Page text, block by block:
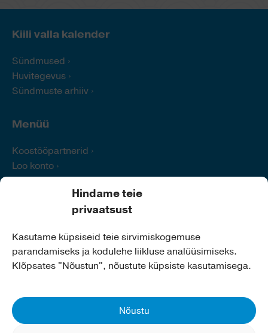
Hindame teie
privaatsust
Kasutame küpsiseid teie sirvimiskogemuse
parandamiseks ja kodulehe liikluse analüüsimiseks.
Klõpsates "Nõustun", nõustute küpsiste kasutamisega.
Nõustu
Kiili valla kalender
Sündmused
Huvitegevus
Sündmuste arhiiv
Menüü
Koostööpartnerid
Loo konto
Logi sisse
Kiili Vallavalitsus
Aadress:Nabala tee 2a,75401 Kiili
E-post:info@kiilivald.ee
Koduleht:
www.kiilivald.ee